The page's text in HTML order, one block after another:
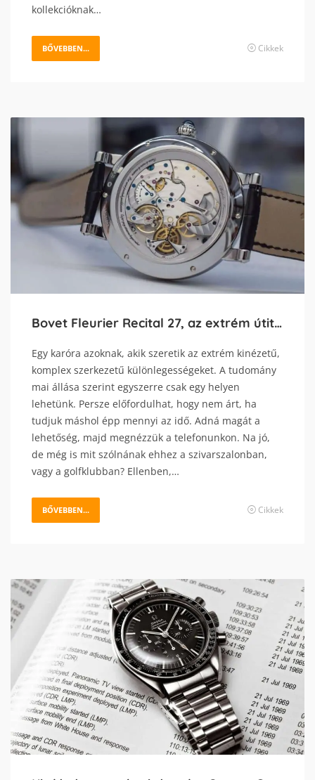
kollekcióknak…
BŐVEBBEN... Cikkek
Bovet Fleurier Recital 27, az extrém útitárs
Egy karóra azoknak, akik szeretik az extrém kinézetű,
komplex szerkezetű különlegességeket. A tudomány
mai állása szerint egyszerre csak egy helyen
lehetünk. Persze előfordulhat, hogy nem árt, ha
tudjuk máshol épp mennyi az idő. Adná magát a
lehetőség, majd megnézzük a telefonunkon. Na jó,
de még is mit szólnának ehhez a szivarszalonban,
vagy a golfklubban? Ellenben,…
BŐVEBBEN... Cikkek